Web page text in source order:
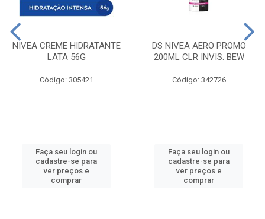
NIVEA CREME HIDRATANTE
LATA 56G
Código: 305421
Faça seu login ou
cadastre-se para
ver preços e
comprar
DS NIVEA AERO PROMO
200ML CLR INVIS. BEW
Código: 342726
Faça seu login ou
cadastre-se para
ver preços e
comprar